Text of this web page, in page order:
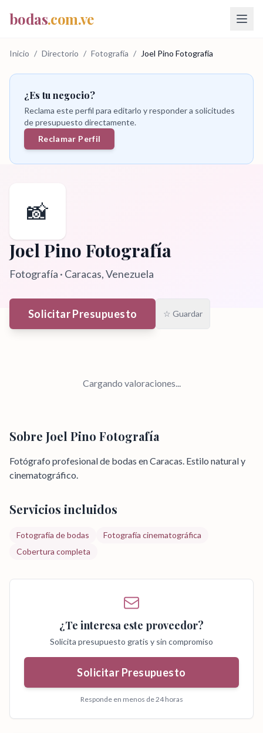
bodas.com.ve
Inicio / Directorio / Fotografía / Joel Pino Fotografía
¿Es tu negocio?
Reclama este perfil para editarlo y responder a solicitudes
de presupuesto directamente.
Reclamar Perfil
📸
Joel Pino Fotografía
Fotografía · Caracas, Venezuela
Solicitar Presupuesto ☆ Guardar
Cargando valoraciones...
Sobre Joel Pino Fotografía
Fotógrafo profesional de bodas en Caracas. Estilo natural y
cinematográfico.
Servicios incluidos
Fotografía de bodas
Fotografía cinematográfica
Cobertura completa
¿Te interesa este proveedor?
Solicita presupuesto gratis y sin compromiso
Solicitar Presupuesto
Responde en menos de 24 horas